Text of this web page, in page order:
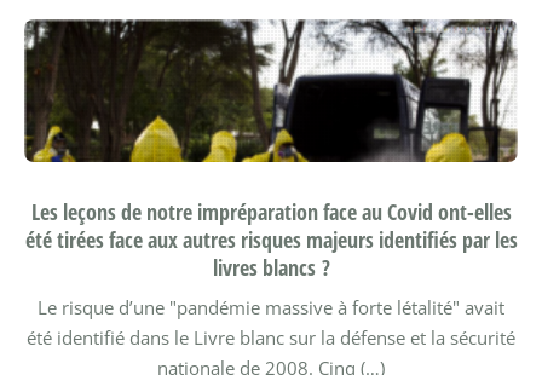
Les leçons de notre impréparation face au Covid ont-elles
été tirées face aux autres risques majeurs identifiés par les
livres blancs ?
Le risque d’une "pandémie massive à forte létalité" avait
été identifié dans le Livre blanc sur la défense et la sécurité
nationale de 2008. Cinq (…)